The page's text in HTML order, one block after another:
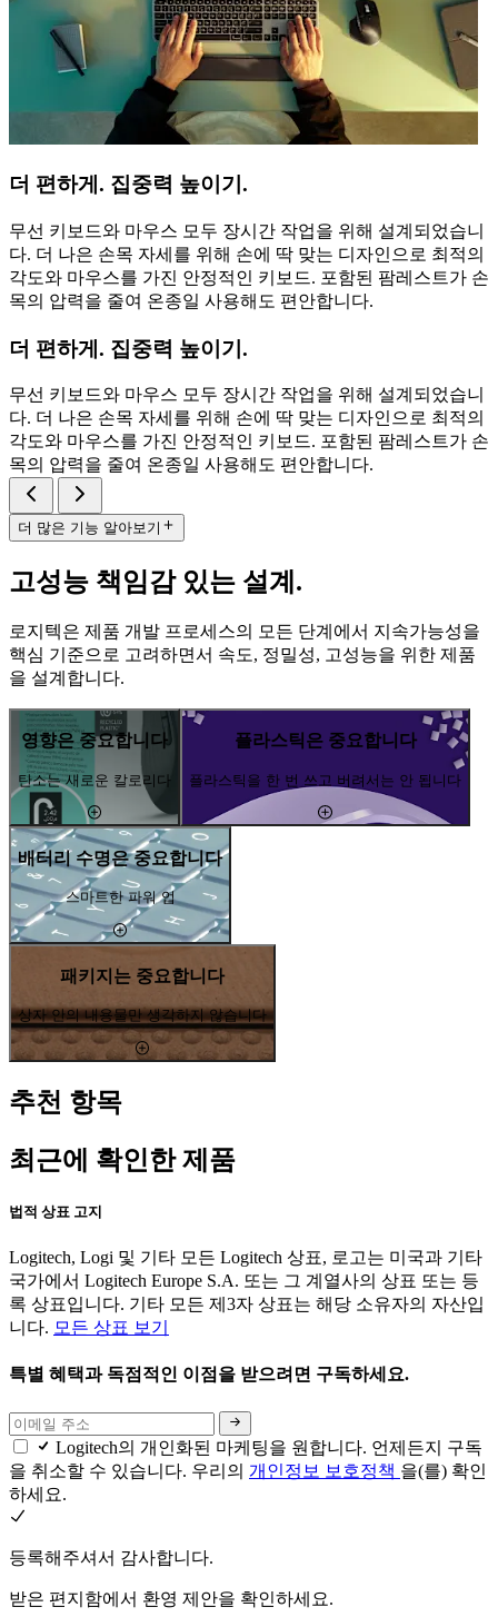
더 편하게. 집중력 높이기.
무선 키보드와 마우스 모두 장시간 작업을 위해 설계되었습니
다. 더 나은 손목 자세를 위해 손에 딱 맞는 디자인으로 최적의
각도와 마우스를 가진 안정적인 키보드. 포함된 팜레스트가 손
목의 압력을 줄여 온종일 사용해도 편안합니다.
더 편하게. 집중력 높이기.
무선 키보드와 마우스 모두 장시간 작업을 위해 설계되었습니
다. 더 나은 손목 자세를 위해 손에 딱 맞는 디자인으로 최적의
각도와 마우스를 가진 안정적인 키보드. 포함된 팜레스트가 손
목의 압력을 줄여 온종일 사용해도 편안합니다.
더 많은 기능 알아보기
고성능 책임감 있는 설계.
로지텍은 제품 개발 프로세스의 모든 단계에서 지속가능성을
핵심 기준으로 고려하면서 속도, 정밀성, 고성능을 위한 제품
을 설계합니다.
영향은 중요합니다
탄소는 새로운 칼로리다
플라스틱은 중요합니다
플라스틱을 한 번 쓰고 버려서는 안 됩니다
배터리 수명은 중요합니다
스마트한 파워 업
패키지는 중요합니다
상자 안의 내용물만 생각하지 않습니다
추천 항목
최근에 확인한 제품
법적 상표 고지
Logitech, Logi 및 기타 모든 Logitech 상표, 로고는 미국과 기타
국가에서 Logitech Europe S.A. 또는 그 계열사의 상표 또는 등
록 상표입니다. 기타 모든 제3자 상표는 해당 소유자의 자산입
니다. 모든 상표 보기
특별 혜택과 독점적인 이점을 받으려면 구독하세요.
Logitech의 개인화된 마케팅을 원합니다. 언제든지 구독
을 취소할 수 있습니다. 우리의 개인정보 보호정책 을(를) 확인
하세요.
등록해주셔서 감사합니다.
받은 편지함에서 환영 제안을 확인하세요.